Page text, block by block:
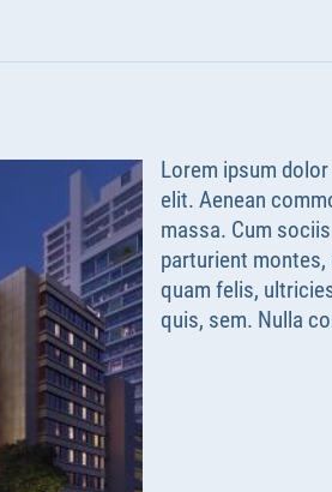
Lorem ipsum
elit. Aenean
massa. Cum
parturient
quam felis,
quis, sem. Nulla